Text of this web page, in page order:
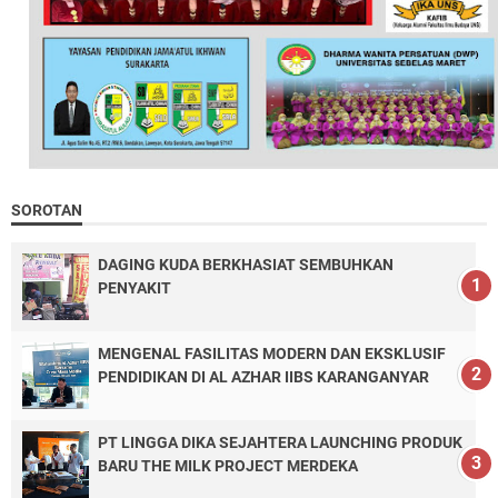
SOROTAN
DAGING KUDA BERKHASIAT SEMBUHKAN
PENYAKIT
MENGENAL FASILITAS MODERN DAN EKSKLUSIF
PENDIDIKAN DI AL AZHAR IIBS KARANGANYAR
PT LINGGA DIKA SEJAHTERA LAUNCHING PRODUK
BARU THE MILK PROJECT MERDEKA